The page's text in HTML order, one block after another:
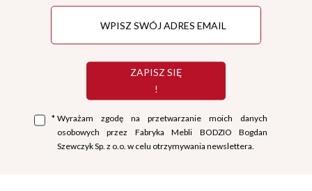
ZAPISZ SIĘ
!
* Wyrażam zgodę na przetwarzanie moich danych
osobowych przez Fabryka Mebli BODZIO Bogdan
Szewczyk Sp. z o.o. w celu otrzymywania newslettera.